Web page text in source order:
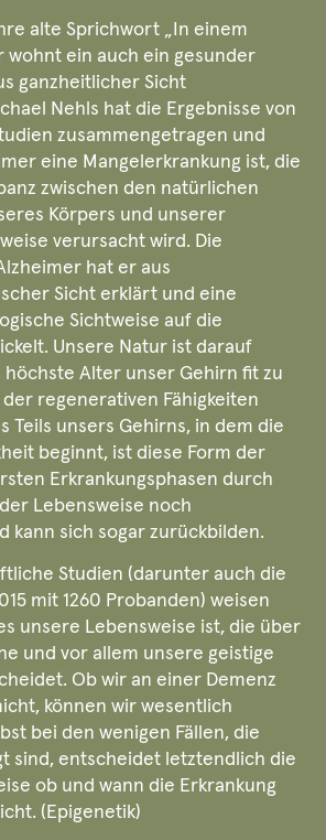
alte Sprichwort „In einem
wohnt ein auch ein gesunder
ganzheitlicher Sicht
Nehls hat die Ergebnisse von
zusammengetragen und
eine Mangelerkrankung ist, die
zwischen den natürlichen
Körpers und unserer
verursacht wird. Die
hat er aus
Sicht erklärt und eine
Sichtweise auf die
Unsere Natur ist darauf
höchste Alter unser Gehirn fit zu
regenerativen Fähigkeiten
Teils unsers Gehirns, in dem die
beginnt, ist diese Form der
Erkrankungsphasen durch
Lebensweise noch
kann sich sogar zurückbilden.
Studien (darunter auch die
mit 1260 Probanden) weisen
unsere Lebensweise ist, die über
und vor allem unsere geistige
Ob wir an einer Demenz
können wir wesentlich
bei den wenigen Fällen, die
sind, entscheidet letztendlich die
ob und wann die Erkrankung
(Epigenetik)